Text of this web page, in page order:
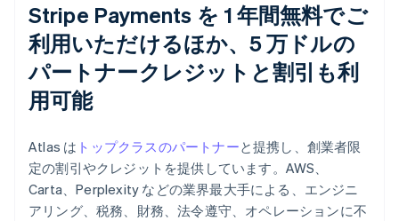
Stripe Payments を 1 年間無料でご
利用いただけるほか、5 万ドルの
パートナークレジットと割引も利
用可能
Atlas は トップクラスのパートナーと提携し、創業者限
定の割引やクレジットを提供しています。AWS、
Carta、Perplexity などの業界最大手による、エンジニ
アリング、税務、財務、法令遵守、オペレーションに不